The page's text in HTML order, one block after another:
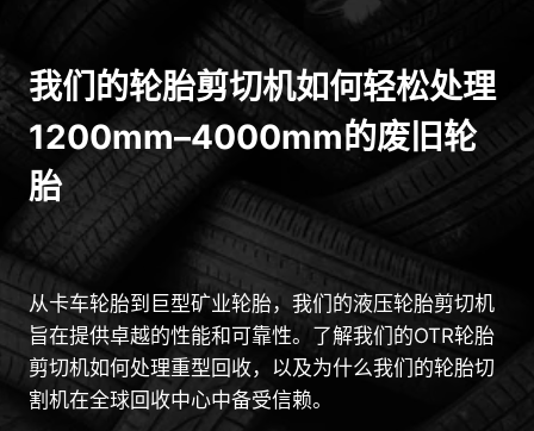
我们的轮胎剪切机如何轻松处理
1200mm–4000mm的废旧轮
胎
从卡车轮胎到巨型矿业轮胎，我们的液压轮胎剪切机
旨在提供卓越的性能和可靠性。了解我们的OTR轮胎
剪切机如何处理重型回收，以及为什么我们的轮胎切
割机在全球回收中心中备受信赖。